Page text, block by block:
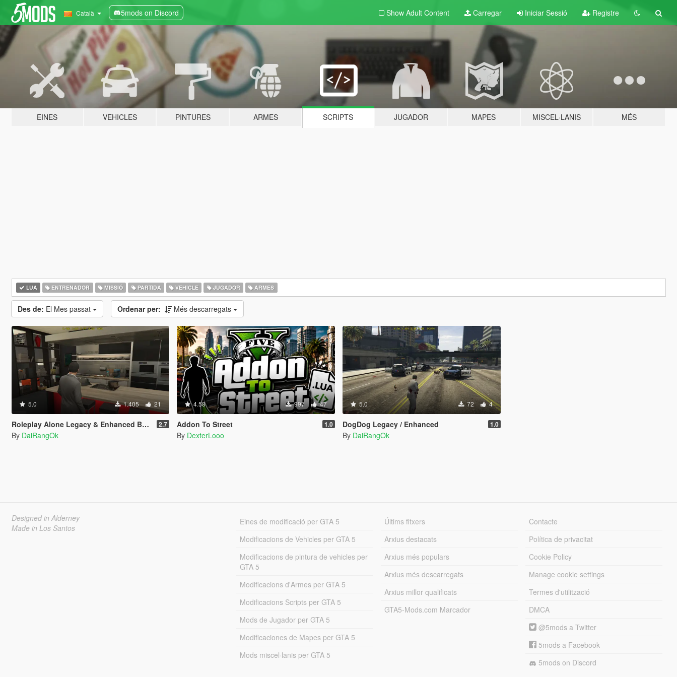
Català 5mods on Discord Show Adult Content Carregar Iniciar Sessió Registre
EINES VEHICLES PINTURES ARMES SCRIPTS JUGADOR MAPES MISCEL·LANIS MÉS
LUA ENTRENADOR MISSIÓ PARTIDA VEHICLE JUGADOR ARMES
Des de: El Mes passat Ordenar per: Més descarregats
5.0 1.405 21
Roleplay Alone Legacy & Enhanced BETA TEST 2.7
By DaiRangOk
4.58 997 47
Addon To Street 1.0
By DexterLooo
5.0 72 4
DogDog Legacy / Enhanced 1.0
By DaiRangOk
Designed in Alderney
Made in Los Santos
Eines de modificació per GTA 5
Modificacions de Vehicles per GTA 5
Modificacions de pintura de vehicles per
GTA 5
Modificacions d'Armes per GTA 5
Modificacions Scripts per GTA 5
Mods de Jugador per GTA 5
Modificaciones de Mapes per GTA 5
Mods miscel·lanis per GTA 5
Últims fitxers
Arxius destacats
Arxius més populars
Arxius més descarregats
Arxius millor qualificats
GTA5-Mods.com Marcador
Contacte
Política de privacitat
Cookie Policy
Manage cookie settings
Termes d'utilització
DMCA
@5mods a Twitter
5mods a Facebook
5mods on Discord